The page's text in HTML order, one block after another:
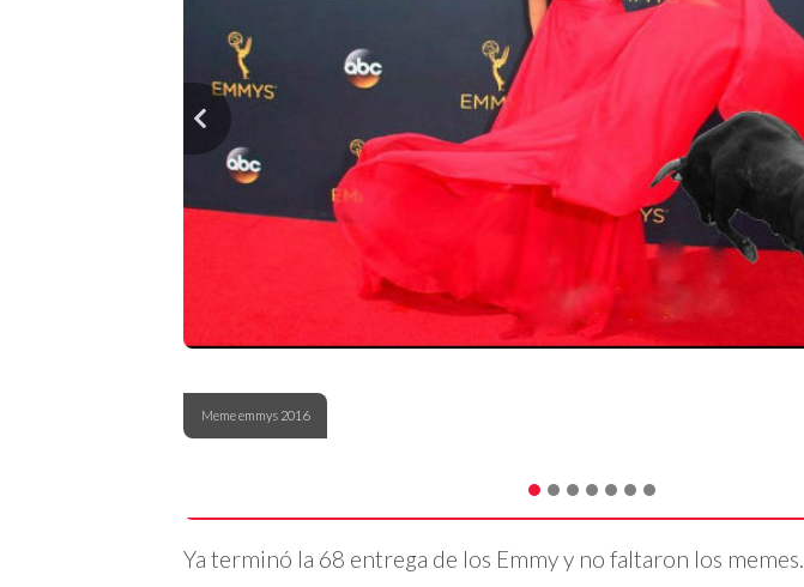
Meme emmys 2016
Ya terminó la 68 entrega de los Emmy y no faltaron los memes.